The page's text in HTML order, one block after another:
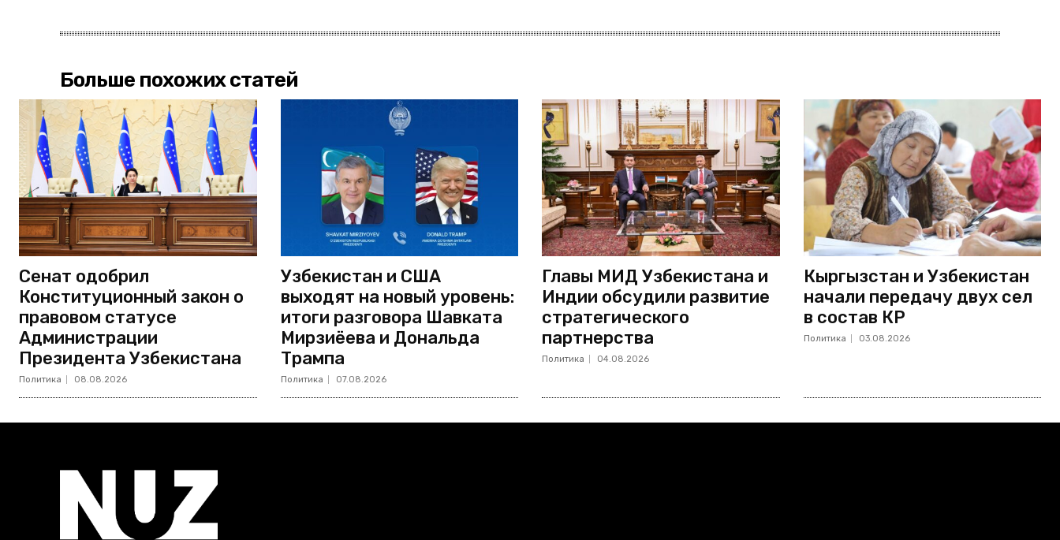
Больше похожих статей
Сенат одобрил
Конституционный закон о
правовом статусе
Администрации
Президента Узбекистана
Политика 08.08.2026
Узбекистан и США
выходят на новый уровень:
итоги разговора Шавката
Мирзиёева и Дональда
Трампа
Политика 07.08.2026
Главы МИД Узбекистана и
Индии обсудили развитие
стратегического
партнерства
Политика 04.08.2026
Кыргызстан и Узбекистан
начали передачу двух сел
в состав КР
Политика 03.08.2026